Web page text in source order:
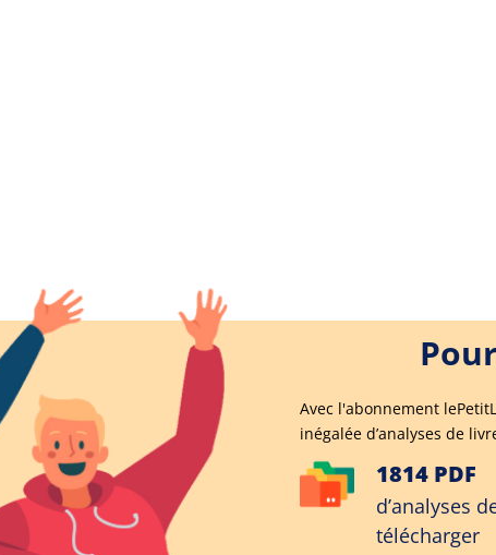
Avec l'abonnement
inégalée d’analyses de
1814 PDF
d’analyses
télécharger